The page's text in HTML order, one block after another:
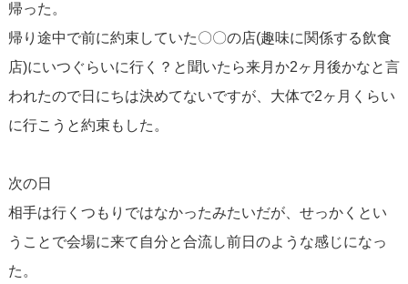
帰った。
帰り途中で前に約束していた〇〇の店(趣味に関係する飲食
店)にいつぐらいに行く？と聞いたら来月か2ヶ月後かなと言
われたので日にちは決めてないですが、大体で2ヶ月くらい
に行こうと約束もした。
次の日
相手は行くつもりではなかったみたいだが、せっかくとい
うことで会場に来て自分と合流し前日のような感じになっ
た。